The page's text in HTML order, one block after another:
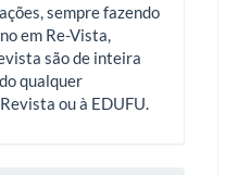
sempre fazendo
em Re-Vista,
são de inteira
qualquer
ou à EDUFU.